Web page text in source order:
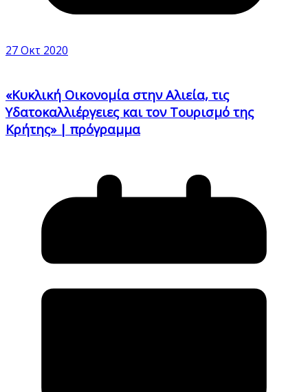
27 Οκτ 2020
«Κυκλική Οικονομία στην Αλιεία, τις
Υδατοκαλλιέργειες και τον Τουρισμό της
Κρήτης» | πρόγραμμα